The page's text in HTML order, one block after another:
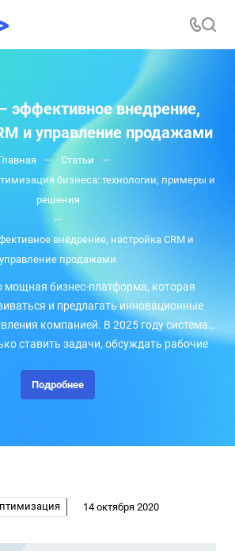
эффективное внедрение,
и управление продажами
— Статьи —
бизнеса: технологии, примеры и
решения
—
внедрение, настройка CRM и
управление продажами
мощная бизнес-платформа, которая
и предлагать инновационные
компанией. В 2025 году система
ставить задачи, обсуждать рабочие
событий, но и предлагает передовые
интеллекта, автоматизации и
Подробнее
14 октября 2020